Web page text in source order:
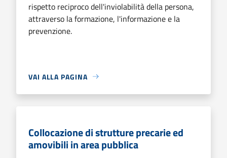
rispetto reciproco dell'inviolabilità della persona,
attraverso la formazione, l'informazione e la
prevenzione.
VAI ALLA PAGINA
Collocazione di strutture precarie ed
amovibili in area pubblica